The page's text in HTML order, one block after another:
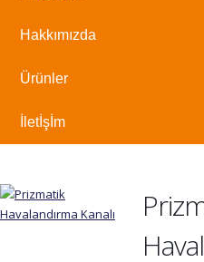
Hakkımızda
Ürünler
İletİşİm